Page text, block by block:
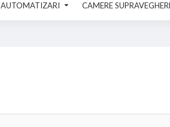
AUTOMATIZARI CAMERE